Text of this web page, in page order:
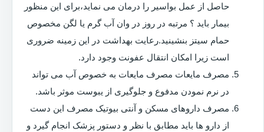
حاصل از عمل بواسیر را درمان می نماید،برای این منظور
بیمار باید ؟ مرتبه در روز در وان آب گرم یا لگن مخصوص
حمام سیتز بنشینید.رعایت بهداشت در این زمینه ضروری
است زیرا امکان انتقال عفونت وجود دارد.
مصرف مایعات مصرف مایعات به خصوص آب می تواند
در نرم نمودن مدفوع و جلوگیری از یبوست موثر باشد.
مصرف داروهای مسکن و آنتی بیوتیک مصرف این دست
از دارو ها باید مطابق با نظر و دستور پزشک انجام گیرد و